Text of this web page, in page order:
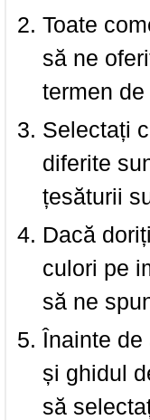
Toate
să ne
termen
Selectați
diferite
țesăturii
Dacă
culori pe
să ne
Înainte
și ghidul
să